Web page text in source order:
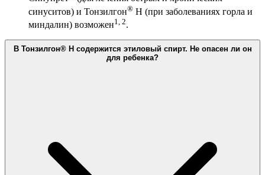
синуситов) и Тонзилгон® Н (при заболеваниях горла и
миндалин) возможен1, 2.
В Тонзилгон® Н содержится этиловый спирт. Не опасен ли он
для ребенка?